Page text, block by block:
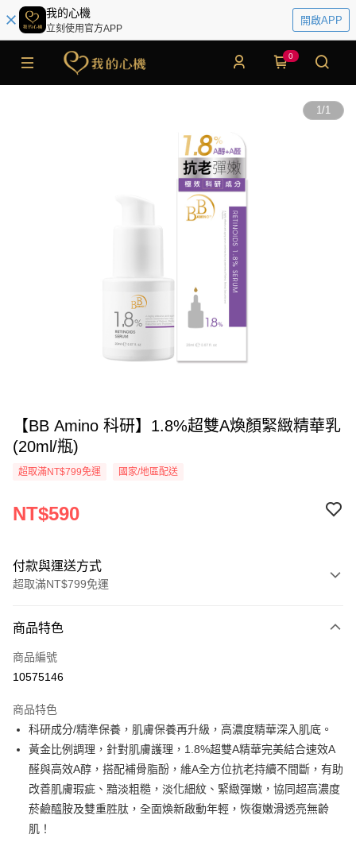
我的心機
立刻使用官方APP
開啟APP
0
1/1
【BB Amino 科研】1.8%超雙A煥顏緊緻精華乳
(20ml/瓶)
超取滿NT$799免運 國家/地區配送
NT$590
付款與運送方式
超取滿NT$799免運
信用卡一次付款
超商取貨付款
Apple Pay
街口支付
悠遊付
AFTEE先享後付
相關說明
商品特色
商品編號
10575146
商品特色
科研成分/精準保養，肌膚保養再升級，高濃度精華深入肌底。
黃金比例調理，針對肌膚護理，1.8%超雙A精華完美結合速效A
醛與高效A醇，搭配補骨脂酚，維A全方位抗老持續不間斷，有助
改善肌膚瑕疵、黯淡粗糙，淡化細紋、緊緻彈嫩，協同超高濃度
菸鹼醯胺及雙重胜肽，全面煥新啟動年輕，恢復嫩滑透亮無齡
肌！